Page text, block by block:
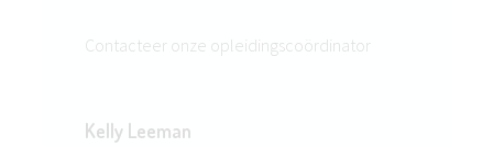
Contacteer onze opleidingscoördinator
Kelly Leeman